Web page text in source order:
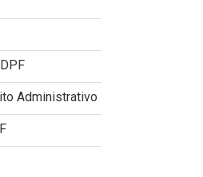
Administrativo